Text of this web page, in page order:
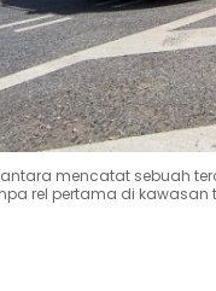
mencatat sebuah
rel pertama di kawasan